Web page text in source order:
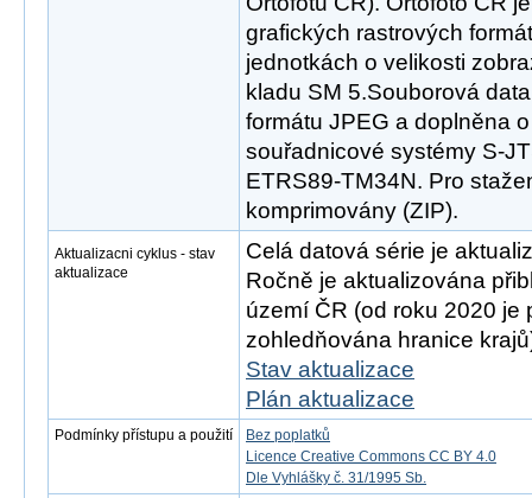
grafických rastrových
jednotkách o velikosti
kladu SM 5.Souborová
formátu JPEG a doplněna
souřadnicové systémy S-
ETRS89-TM34N. Pro
komprimovány (ZIP).
Aktualizacni cyklus - stav
aktualizace
Celá datová série je
Ročně je aktualizována
území ČR (od roku 2020 je
zohledňována hranice
Stav aktualizace
Plán aktualizace
Podmínky přístupu a použití
Bez poplatků
Licence Creative Commons CC BY 4.0
Dle Vyhlášky č. 31/1995 Sb.